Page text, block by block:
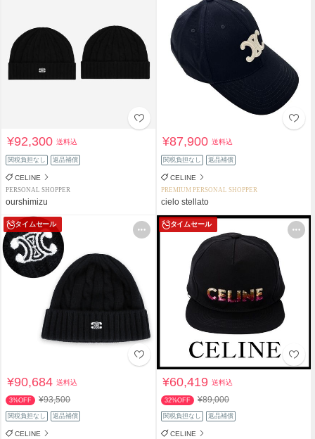
¥92,300送料込
関税負担なし 返品補償
CELINE
PERSONAL SHOPPER
ourshimizu
¥87,900送料込
関税負担なし 返品補償
CELINE
PREMIUM PERSONAL SHOPPER
cielo stellato
タイムセール
¥90,684送料込
3%OFF ¥93,500
関税負担なし 返品補償
CELINE
タイムセール
¥60,419送料込
32%OFF ¥89,000
関税負担なし 返品補償
CELINE